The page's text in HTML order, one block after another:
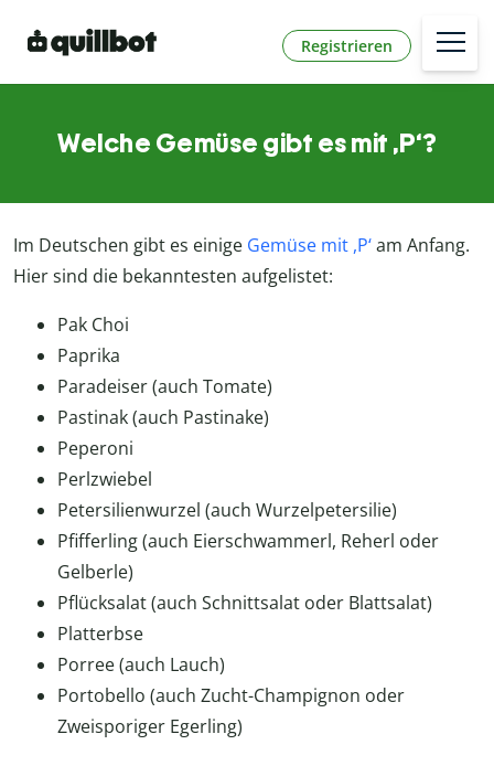
Registrieren
Welche Gemüse gibt es mit ,P‘?
Im Deutschen gibt es einige Gemüse mit ,P‘am Anfang.
Hier sind die bekanntesten aufgelistet:
Pak Choi
Paprika
Paradeiser (auch Tomate)
Pastinak (auch Pastinake)
Peperoni
Perlzwiebel
Petersilienwurzel (auch Wurzelpetersilie)
Pfifferling (auch Eierschwammerl, Reherl oder
Gelberle)
Pflücksalat (auch Schnittsalat oder Blattsalat)
Platterbse
Porree (auch Lauch)
Portobello (auch Zucht-Champignon oder
Zweisporiger Egerling)